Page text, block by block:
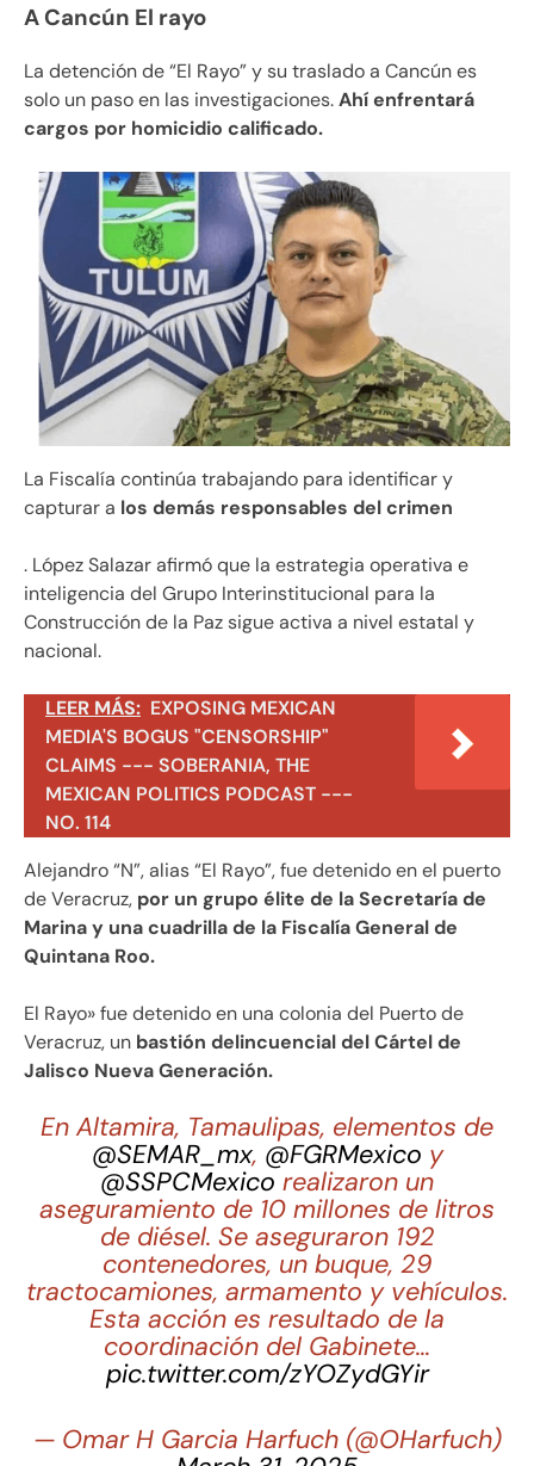
A Cancún El rayo
La detención de “El Rayo” y su traslado a Cancún es
solo un paso en las investigaciones.Ahí enfrentará
cargos por homicidio calificado.
La Fiscalía continúa trabajando para identificar y
capturar a los demás responsables del crimen
. López Salazar afirmó que la estrategia operativa e
inteligencia del Grupo Interinstitucional para la
Construcción de la Paz sigue activa a nivel estatal y
nacional.
LEER MÁS: EXPOSING MEXICAN
MEDIA'S BOGUS "CENSORSHIP"
CLAIMS --- SOBERANIA, THE
MEXICAN POLITICS PODCAST ---
NO. 114
Alejandro “N”, alias “El Rayo”, fue detenido en el puerto
de Veracruz, por un grupo élite de la Secretaría de
Marina y una cuadrilla de la Fiscalía General de
Quintana Roo.
El Rayo» fue detenido en una colonia del Puerto de
Veracruz, un bastión delincuencial del Cártel de
Jalisco Nueva Generación.
En Altamira, Tamaulipas, elementos de
@SEMAR_mx, @FGRMexico y
@SSPCMexico realizaron un
aseguramiento de 10 millones de litros
de diésel. Se aseguraron 192
contenedores, un buque, 29
tractocamiones, armamento y vehículos.
Esta acción es resultado de la
coordinación del Gabinete…
pic.twitter.com/zYOZydGYir
— Omar H Garcia Harfuch (@OHarfuch)